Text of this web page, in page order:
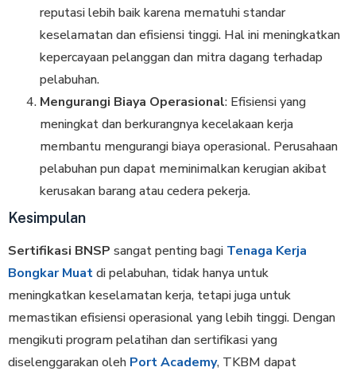
reputasi lebih baik karena mematuhi standar
keselamatan dan efisiensi tinggi. Hal ini meningkatkan
kepercayaan pelanggan dan mitra dagang terhadap
pelabuhan.
Mengurangi Biaya Operasional: Efisiensi yang
meningkat dan berkurangnya kecelakaan kerja
membantu mengurangi biaya operasional. Perusahaan
pelabuhan pun dapat meminimalkan kerugian akibat
kerusakan barang atau cedera pekerja.
Kesimpulan
Sertifikasi BNSP sangat penting bagi Tenaga Kerja
Bongkar Muatdi pelabuhan, tidak hanya untuk
meningkatkan keselamatan kerja, tetapi juga untuk
memastikan efisiensi operasional yang lebih tinggi. Dengan
mengikuti program pelatihan dan sertifikasi yang
diselenggarakan oleh Port Academy, TKBM dapat